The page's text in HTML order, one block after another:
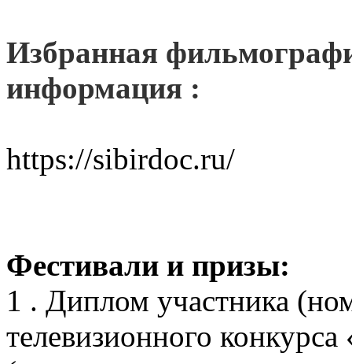
Избранная
информация :
https://sibirdoc.ru/
Фестивали и призы:
1 . Диплом участника
телевизионного